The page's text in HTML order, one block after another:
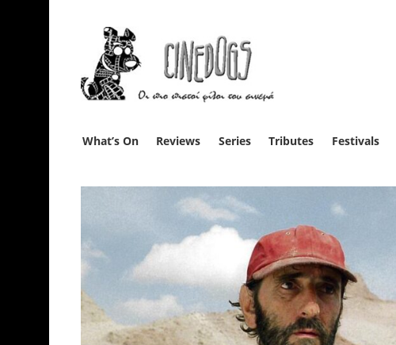
What’s On Reviews Series Tributes Festivals